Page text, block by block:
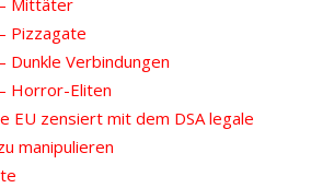
Mittäter
Pizzagate
Dunkle Verbindungen
Horror-Eliten
EU zensiert mit dem DSA legale
manipulieren